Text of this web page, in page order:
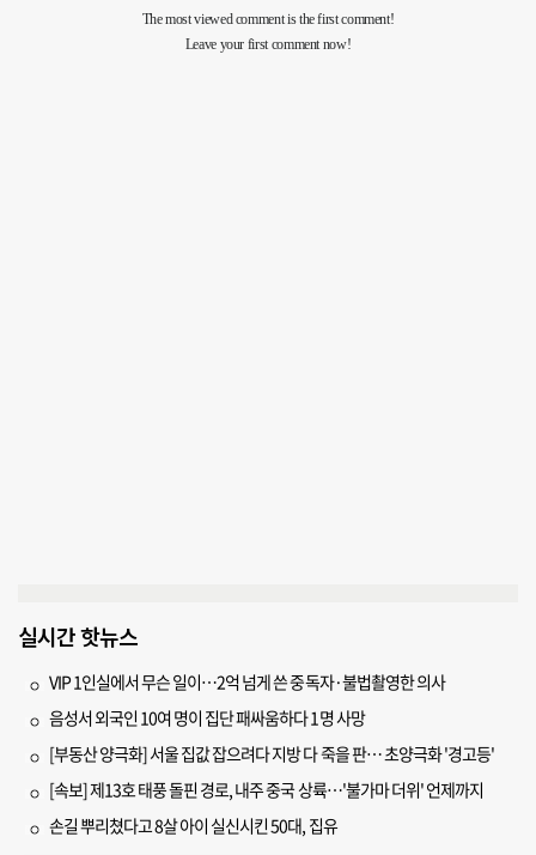
실시간 핫뉴스
VIP 1인실에서 무슨 일이…2억 넘게 쓴 중독자·불법촬영한 의사
음성서 외국인 10여 명이 집단 패싸움하다 1명 사망
[부동산 양극화] 서울 집값 잡으려다 지방 다 죽을 판… 초양극화 '경고등'
[속보] 제13호 태풍 돌핀 경로, 내주 중국 상륙…'불가마 더위' 언제까지
손길 뿌리쳤다고 8살 아이 실신시킨 50대, 집유